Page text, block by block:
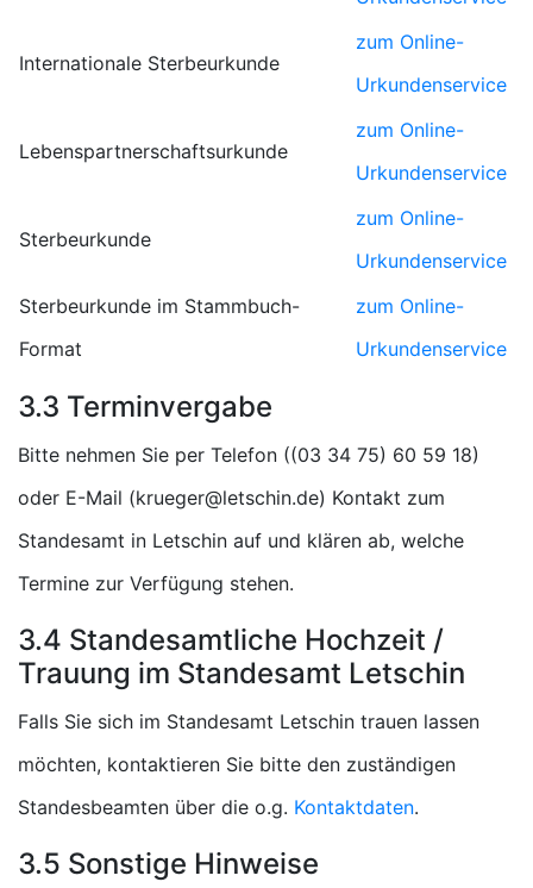
Internationale Sterbeurkunde
zum Online-
Urkundenservice
Lebenspartnerschaftsurkunde
zum Online-
Urkundenservice
Sterbeurkunde
zum Online-
Urkundenservice
Sterbeurkunde im Stammbuch-
Format
zum Online-
Urkundenservice
3.3 Terminvergabe
Bitte nehmen Sie per Telefon (
)
oder E-Mail (
) Kontakt zum
Standesamt in Letschin auf und klären ab, welche
Termine zur Verfügung stehen.
3.4 Standesamtliche Hochzeit /
Trauung im Standesamt Letschin
Falls Sie sich im Standesamt Letschin trauen lassen
möchten, kontaktieren Sie bitte den zuständigen
Standesbeamten über die o.g. Kontaktdaten.
3.5 Sonstige Hinweise